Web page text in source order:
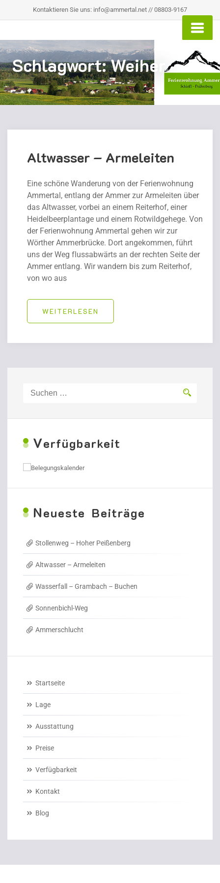
Kontaktieren Sie uns: info@ammertal.net // 08803-9167
Schlagwort:Weiher
Altwasser – Armeleiten
Eine schöne Wanderung von der Ferienwohnung
Ammertal, entlang der Ammer zur Armeleiten über
das Altwasser, vorbei an einem Reiterhof, einer
Heidelbeerplantage und einem Rotwildgehege. Von
der Ferienwohnung Ammertal gehen wir zur
Wörther Ammerbrücke. Dort angekommen, führt
uns der Weg flussabwärts an der rechten Seite der
Ammer entlang. Wir wandern bis zum Reiterhof,
von wo aus
WEITERLESEN
nach:
Verfügbarkeit
Neueste Beiträge
Stollenweg – Hoher Peißenberg
Altwasser – Armeleiten
Wasserfall – Grambach – Buchen
Sonnenbichl-Weg
Ammerschlucht
Startseite
Lage
Ausstattung
Preise
Verfügbarkeit
Kontakt
Blog